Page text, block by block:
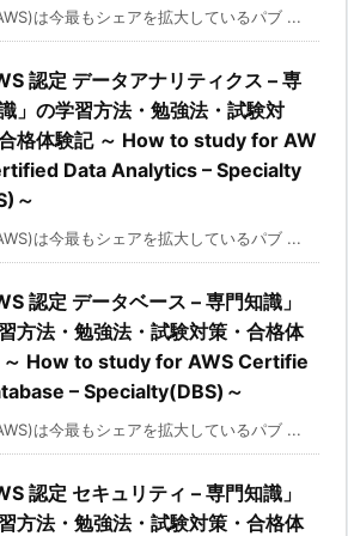
は今最もシェアを拡大しているパブ ...
認定 データアナリティクス – 専
」の学習方法・勉強法・試験対
格体験記 ～ How to study for AW
Data Analytics – Specialty
～
は今最もシェアを拡大しているパブ ...
認定 データベース – 専門知識」
方法・勉強法・試験対策・合格体
～ How to study for AWS Certifie
– Specialty(DBS)～
は今最もシェアを拡大しているパブ ...
認定 セキュリティ – 専門知識」
方法・勉強法・試験対策・合格体